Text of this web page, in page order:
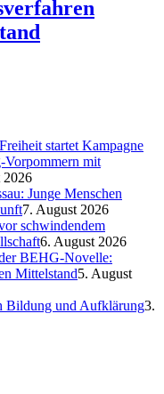
startet Kampagne
Vorpommern mit
2026
Junge Menschen
7. August 2026
schwindendem
6. August 2026
BEHG-Novelle:
Mittelstand5. August
Bildung und Aufklärung3.